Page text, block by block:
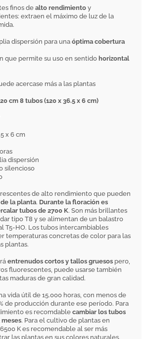
finos de alto rendimiento y
extraen el máximo de luz de la
dispersión para una óptima cobertura
que permite su uso en sentido horizontal
acercase más a las plantas
cm 8 tubos (120 x 36.5 x 6 cm)
x 6 cm
dispersión
silencioso
de alto rendimiento que pueden
la planta. Durante la floración es
tubos de 2700 K. Son más brillantes
tipo T8 y se alimentan de un balastro
T5-HO. Los tubos intercambiables
temperaturas concretas de color para las
plantas.
entrenudos cortos y tallos gruesos pero,
fluorescentes, puede usarse también
maduras de gran calidad.
vida útil de 15.000 horas, con menos de
de producción durante ese período. Para
es recomdable cambiar los tubos
meses. Para el cultivo de plantas en
K es recomendable al ser más
las plantas en sus colores naturales.